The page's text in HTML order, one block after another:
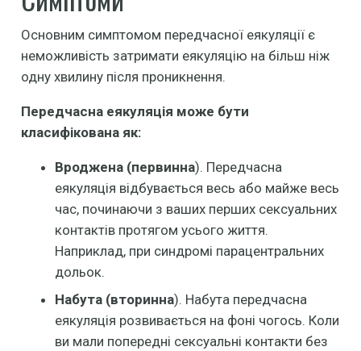
Основним симптомом передчасної еякуляції є
неможливість затримати еякуляцію на більш ніж
одну хвилину після проникнення.
Передчасна еякуляція може бути
класифікована як:
Вроджена (первинна). Передчасна
еякуляція відбувається весь або майже весь
час, починаючи з ваших перших сексуальних
контактів протягом усього життя.
Наприклад, при синдромі парацентральних
дольок.
Набута (вторинна). Набута передчасна
еякуляція розвивається на фоні чогось. Коли
ви мали попередні сексуальні контакти без